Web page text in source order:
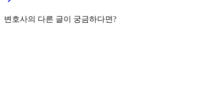
변호사의 다른 글이 궁금하다면?